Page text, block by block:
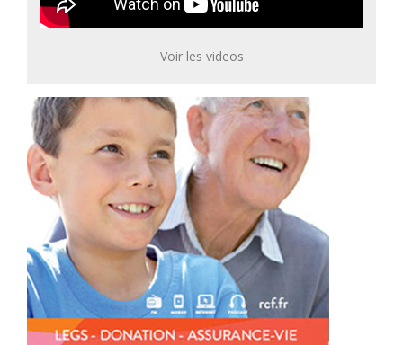
Voir les videos